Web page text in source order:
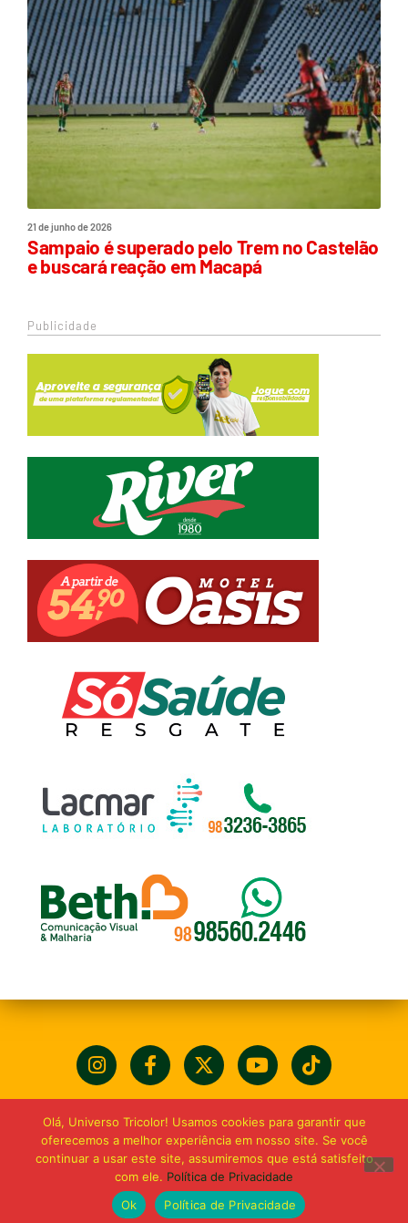
21 de junho de 2026
Sampaio é superado pelo Trem no Castelão
e buscará reação em Macapá
Publicidade
Olá, Universo Tricolor! Usamos cookies para garantir que
oferecemos a melhor experiência em nosso site. Se você
continuar a usar este site, assumiremos que está satisfeito
com ele. Política de Privacidade
Ok
Política de Privacidade